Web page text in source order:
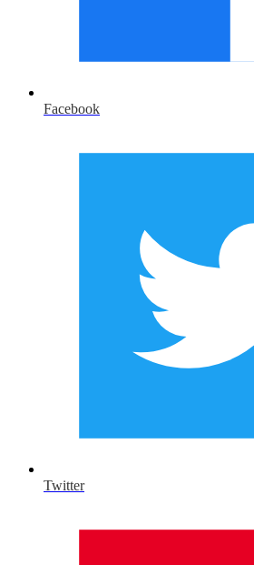
Facebook
Twitter